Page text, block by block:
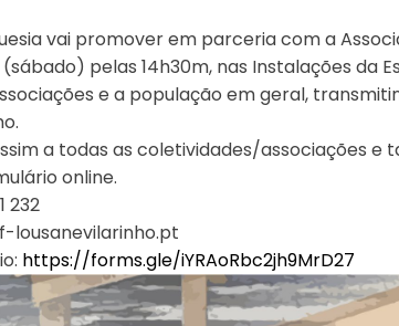
vai promover em parceria com a
(sábado) pelas 14h30m, nas Instalações
e a população em geral,
a todas as coletividades/associações
online.
232
lousanevilarinho.pt
https://forms.gle/iYRAoRbc2jh9MrD27